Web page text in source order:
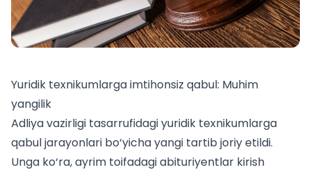
Yuridik texnikumlarga imtihonsiz qabul: Muhim
yangilik
Adliya vazirligi tasarrufidagi yuridik texnikumlarga
qabul jarayonlari bo‘yicha yangi tartib joriy etildi.
Unga ko‘ra, ayrim toifadagi abituriyentlar kirish